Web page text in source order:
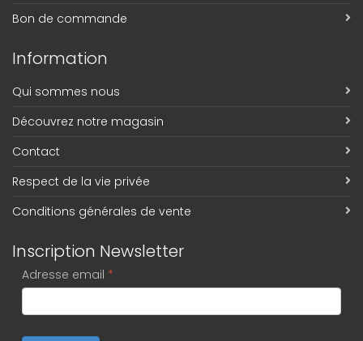
Bon de commande
Information
Qui sommes nous
Découvrez notre magasin
Contact
Respect de la vie privée
Conditions générales de vente
Inscription Newsletter
Adresse email *